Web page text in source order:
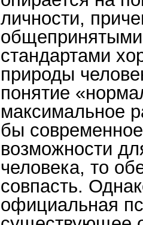
личности,
стандартами
природы
понятие
максимальное
бы
возможности
человека, то
совпасть.
официальная